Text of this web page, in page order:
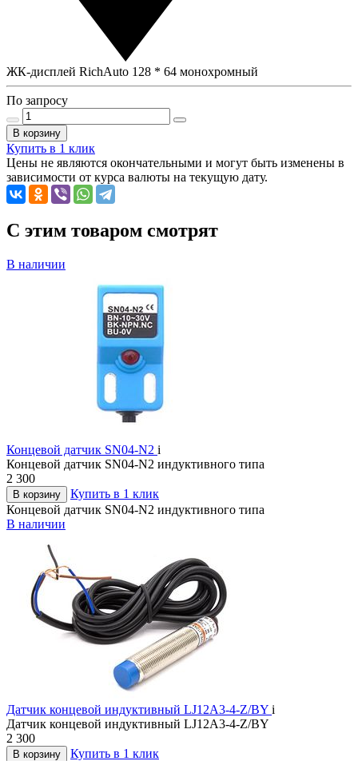
ЖК-дисплей RichAuto 128 * 64 монохромный
По запросу
В корзину
Купить в 1 клик
Цены не являются окончательными и могут быть изменены в
зависимости от курса валюты на текущую дату.
C этим товаром смотрят
В наличии
Концевой датчик SN04-N2 i
Концевой датчик SN04-N2 индуктивного типа
2 300
В корзину
Купить в 1 клик
Концевой датчик SN04-N2 индуктивного типа
В наличии
Датчик концевой индуктивный LJ12A3-4-Z/BY i
Датчик концевой индуктивный LJ12A3-4-Z/BY
2 300
В корзину
Купить в 1 клик